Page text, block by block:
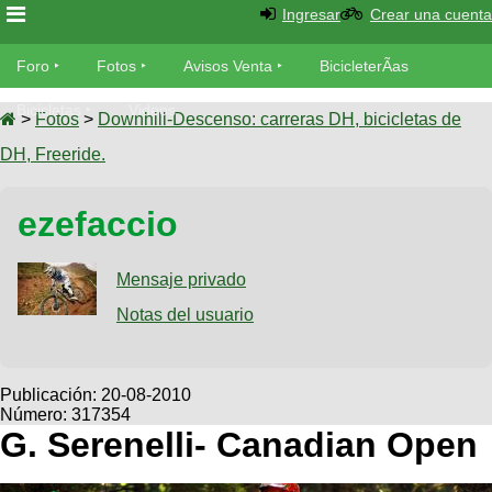
Foro
Foro
TÃ©cnica
Fotos
tu foto
Galeria
XC
Viajes
Descenso
SUBÃ
tu
Buscar
Ultimos
Fotos
BicicleterÃ­
as
Bicicletas
Tandem
Videos
Cicloturismo
Ingresar Crear una cuenta
Foro Fotos Avisos Venta BicicleterÃ­as
Bicicletas Videos
> Fotos > Downhill-Descenso: carreras DH, bicicletas de
DH, Freeride.
ezefaccio
Mensaje privado
Notas del usuario
Publicación: 20-08-2010
Número: 317354
G. Serenelli- Canadian Open